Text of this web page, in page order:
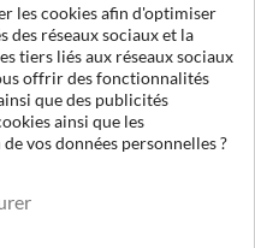
les cookies afin d'optimiser
des réseaux sociaux et la
tiers liés aux réseaux sociaux
offrir des fonctionnalités
que des publicités
ainsi que les
vos données personnelles ?